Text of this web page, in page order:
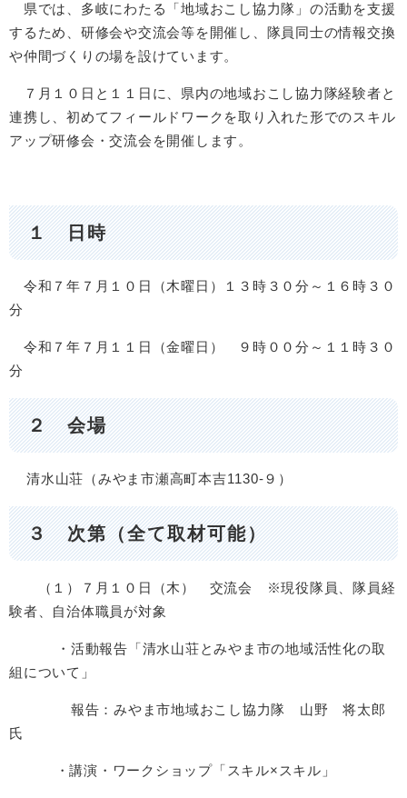
県では、多岐にわたる「地域おこし協力隊」の活動を支援
するため、研修会や交流会等を開催し、隊員同士の情報交換
や仲間づくりの場を設けています。
７月１０日と１１日に、県内の地域おこし協力隊経験者と
連携し、初めてフィールドワークを取り入れた形でのスキル
アップ研修会・交流会を開催します。
１ 日時
令和７年７月１０日（木曜日）１３時３０分～１６時３０
分
令和７年７月１１日（金曜日） ９時００分～１１時３０
分
２ 会場
清水山荘（みやま市瀬高町本吉1130-９）
３ 次第（全て取材可能）
（１）７月１０日（木） 交流会 ※現役隊員、隊員経
験者、自治体職員が対象
・活動報告「清水山荘とみやま市の地域活性化の取
組について」
報告：みやま市地域おこし協力隊 山野 将太郎
氏
・講演・ワークショップ「スキル×スキル」